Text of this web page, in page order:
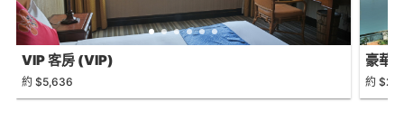
VIP 客房 (VIP)
約 $5,636
豪華
約